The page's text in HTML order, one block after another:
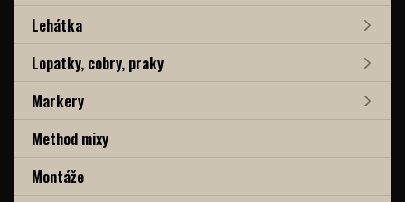
Lehátka
Lopatky, cobry, praky
Markery
Method mixy
Montáže